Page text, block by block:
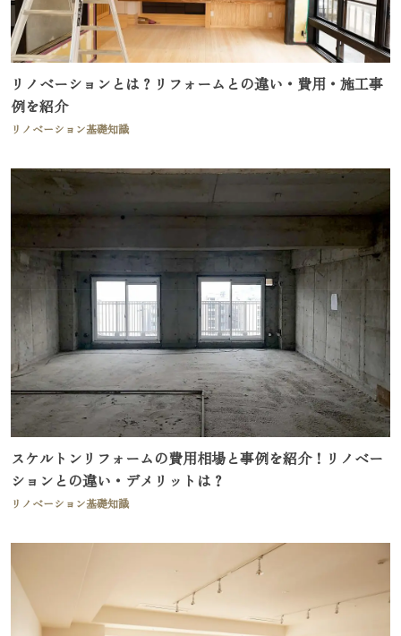
リノベーションとは？リフォームとの違い・費用・施工事
例を紹介
リノベーション基礎知識
スケルトンリフォームの費用相場と事例を紹介！リノベー
ションとの違い・デメリットは？
リノベーション基礎知識